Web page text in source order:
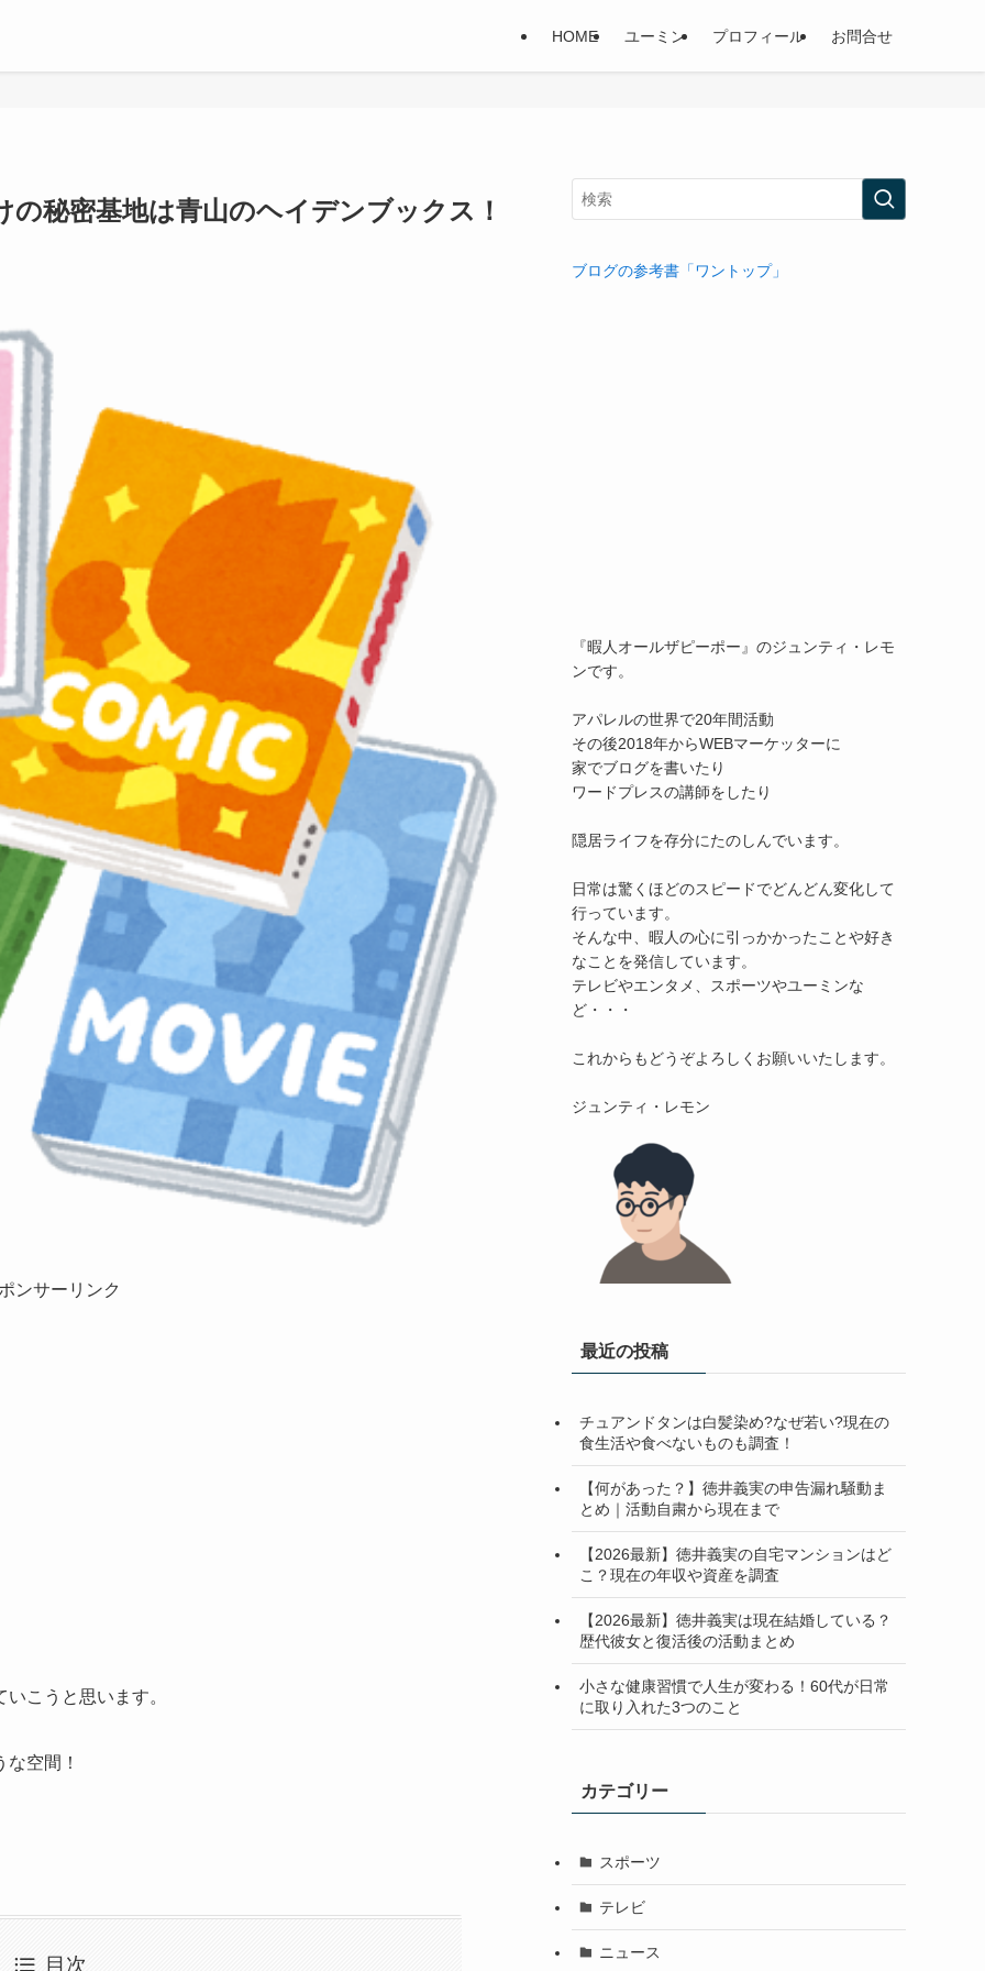
HOME ユーミン プロフィール お問合せ
秘密基地は青山のヘイデンブックス！
ンサーリンク
こうと思います。
空間！
目次
ブログの参考書「ワントップ」
『暇人オールザピーポー』のジュンティ・レモ
ンです。
アパレルの世界で20年間活動
その後2018年からWEBマーケッターに
家でブログを書いたり
ワードプレスの講師をしたり
隠居ライフを存分にたのしんでいます。
日常は驚くほどのスピードでどんどん変化して
行っています。
そんな中、暇人の心に引っかかったことや好き
なことを発信しています。
テレビやエンタメ、スポーツやユーミンな
ど・・・
これからもどうぞよろしくお願いいたします。
最近の投稿
チュアンドタンは白髪染め?なぜ若い?現在の
食生活や食べないものも調査！
【何があった？】徳井義実の申告漏れ騒動ま
とめ｜活動自粛から現在まで
【2026最新】徳井義実の自宅マンションはど
こ？現在の年収や資産を調査
【2026最新】徳井義実は現在結婚している？
歴代彼女と復活後の活動まとめ
小さな健康習慣で人生が変わる！60代が日常
に取り入れた3つのこと
カテゴリー
スポーツ
テレビ
ニュース